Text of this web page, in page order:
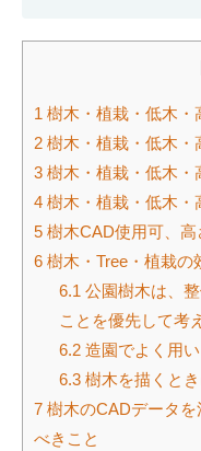
1 樹木・植栽・低木
2 樹木・植栽・低木
3 樹木・植栽・低木
4 樹木・植栽・低木
5 樹木CAD使用可、
6 樹木・Tree・植栽の
6.1 公園樹木は、
ことを優先して考
6.2造園でよく用
6.3樹木を描くと
7 樹木のCADデータ
べきこと